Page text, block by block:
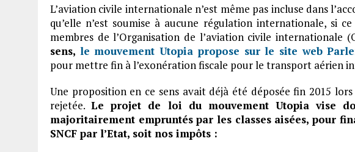
L’aviation civile internationale n’est même pas incluse dans
qu’elle n’est soumise à aucune régulation internationale, si ce
membres de l’Organisation de l’aviation civile internationale
sens, le mouvement Utopia propose sur le site web
pour mettre fin à l’exonération fiscale pour le transport aérien
Une proposition en ce sens avait déjà été déposée fin 2015
rejetée.Le projet de loi du mouvement Utopia vise
majoritairement empruntés par les classes aisées, pour
SNCF par l’Etat, soit nos impôts :